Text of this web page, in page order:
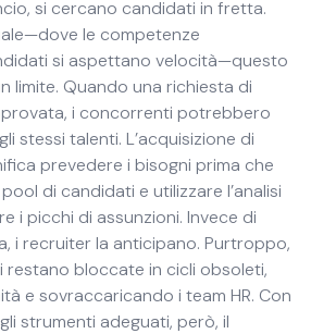
si cercano candidati in fretta.
le competenze
si aspettano velocità—questo
limite. Quando una richiesta di
i concorrenti potrebbero
stessi talenti. L’acquisizione di
prevedere i bisogni prima che
di candidati e utilizzare l’analisi
i picchi di assunzioni. Invece di
i recruiter la anticipano. Purtroppo,
restano bloccate in cicli obsoleti,
e sovraccaricando i team HR. Con
strumenti adeguati, però, il